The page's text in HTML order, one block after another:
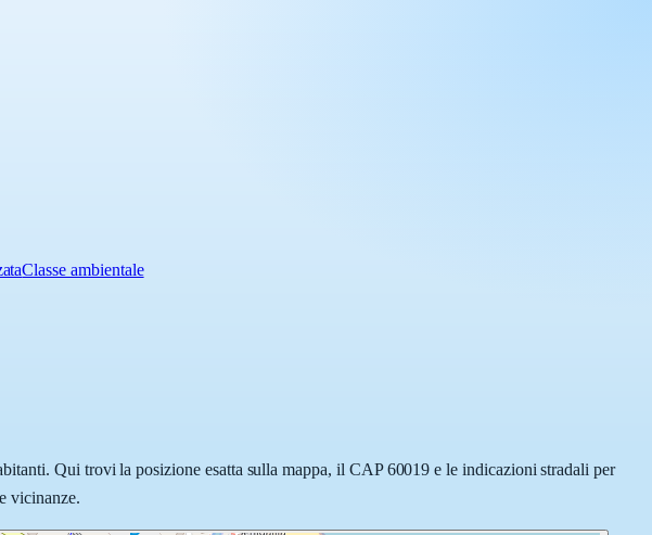
Classe ambientale
Qui trovi la posizione esatta sulla mappa, il CAP 60019 e le indicazioni stradali per
vicinanze.